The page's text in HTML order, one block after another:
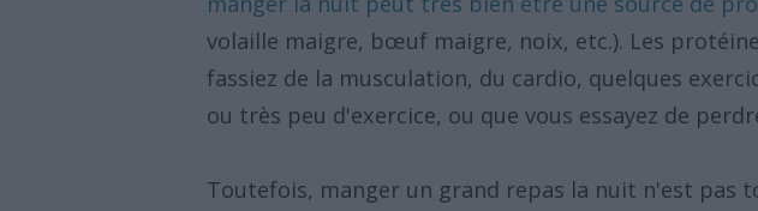
volaille maigre, bœuf maigre, noix, etc.). Les
fassiez de la musculation, du cardio, quelques
ou très peu d'exercice, ou que vous essayez de
Toutefois, manger un grand repas la nuit n'est pas